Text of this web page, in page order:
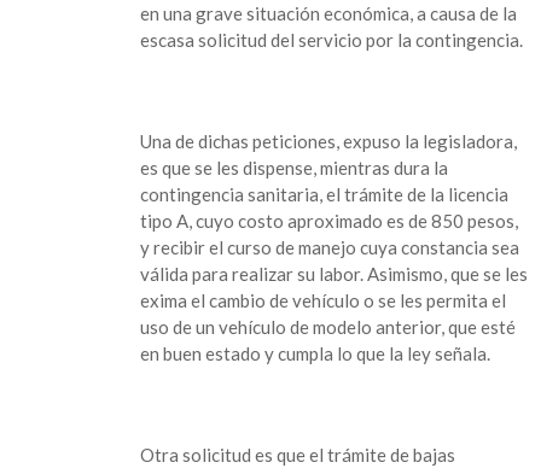
en una grave situación económica, a causa de la
escasa solicitud del servicio por la contingencia.
Una de dichas peticiones, expuso la legisladora,
es que se les dispense, mientras dura la
contingencia sanitaria, el trámite de la licencia
tipo A, cuyo costo aproximado es de 850 pesos,
y recibir el curso de manejo cuya constancia sea
válida para realizar su labor. Asimismo, que se les
exima el cambio de vehículo o se les permita el
uso de un vehículo de modelo anterior, que esté
en buen estado y cumpla lo que la ley señala.
Otra solicitud es que el trámite de bajas